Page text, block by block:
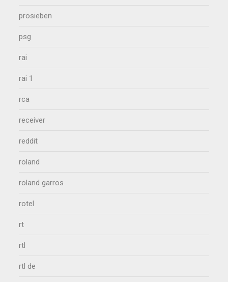
prosieben
psg
rai
rai 1
rca
receiver
reddit
roland
roland garros
rotel
rt
rtl
rtl de